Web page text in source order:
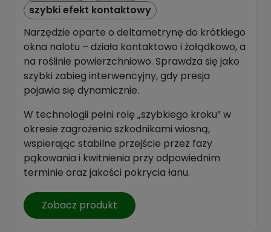
szybki efekt kontaktowy
Narzędzie oparte o deltametrynę do krótkiego
okna nalotu – działa kontaktowo i żołądkowo, a
na roślinie powierzchniowo. Sprawdza się jako
szybki zabieg interwencyjny, gdy presja
pojawia się dynamicznie.
W technologii pełni rolę „szybkiego kroku” w
okresie zagrożenia szkodnikami wiosną,
wspierając stabilne przejście przez fazy
pąkowania i kwitnienia przy odpowiednim
terminie oraz jakości pokrycia łanu.
Zobacz produkt